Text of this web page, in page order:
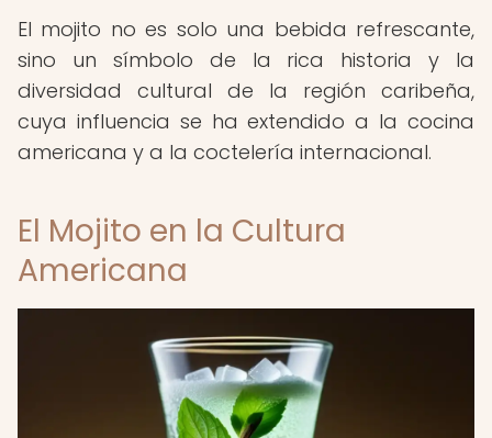
El mojito no es solo una bebida refrescante,
sino un símbolo de la rica historia y la
diversidad cultural de la región caribeña,
cuya influencia se ha extendido a la cocina
americana y a la coctelería internacional.
El Mojito en la Cultura
Americana